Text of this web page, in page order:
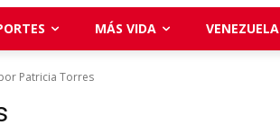
MÁS VIDA VENEZUELA
Patricia Torres